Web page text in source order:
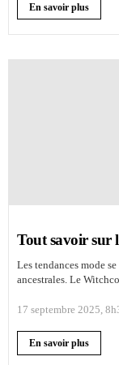
En savoir plus
Tout savoir sur
Les tendances mode
ancestrales. Le
17 septembre 2025,
En savoir plus